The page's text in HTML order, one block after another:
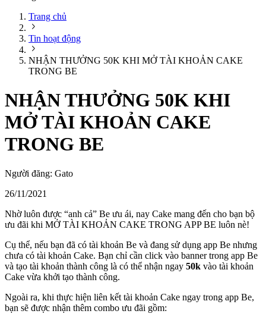
Trang chủ
Tin hoạt động
NHẬN THƯỞNG 50K KHI MỞ TÀI KHOẢN CAKE
TRONG BE
NHẬN THƯỞNG 50K KHI
MỞ TÀI KHOẢN CAKE
TRONG BE
Người đăng: Gato
26/11/2021
Nhờ luôn được “anh cả” Be ưu ái, nay Cake mang đến cho bạn bộ
ưu đãi khi MỞ TÀI KHOẢN CAKE TRONG APP BE luôn nè!
Cụ thể, nếu bạn đã có tài khoản Be và đang sử dụng app Be nhưng
chưa có tài khoản Cake. Bạn chỉ cần click vào banner trong app Be
và tạo tài khoản thành công là có thể nhận ngay 50k vào tài khoản
Cake vừa khởi tạo thành công.
Ngoài ra, khi thực hiện liên kết tài khoản Cake ngay trong app Be,
bạn sẽ được nhận thêm combo ưu đãi gồm: